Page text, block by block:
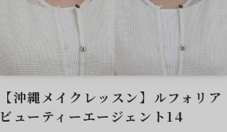
【沖縄メイクレッスン】ルフォリア
ビューティーエージェント14